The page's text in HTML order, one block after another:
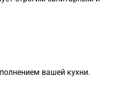
вашей кухни.